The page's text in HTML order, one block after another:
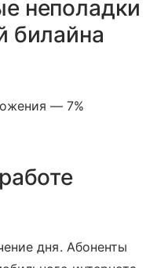
неполадки
билайна
— 7%
дня. Абоненты